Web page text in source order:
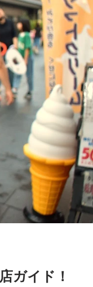
ガイド！